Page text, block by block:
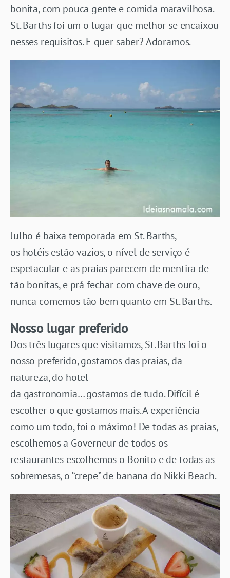
bonita, com pouca gente e comida maravilhosa.
St. Barths foi um o lugar que melhor se encaixou
nesses requisitos. E quer saber? Adoramos.
Julho é baixa temporada em St. Barths,
os hotéis estão vazios, o nível de serviço é
espetacular e as praias parecem de mentira de
tão bonitas, e prá fechar com chave de ouro,
nunca comemos tão bem quanto em St. Barths.
Nosso lugar preferido
Dos três lugares que visitamos, St. Barths foi o
nosso preferido, gostamos das praias, da
natureza, do hotel
da gastronomia… gostamos de tudo. Difícil é
escolher o que gostamos mais. A experiência
como um todo, foi o máximo! De todas as praias,
escolhemos a Governeur de todos os
restaurantes escolhemos o Bonito e de todas as
sobremesas, o “crepe” de banana do Nikki Beach.